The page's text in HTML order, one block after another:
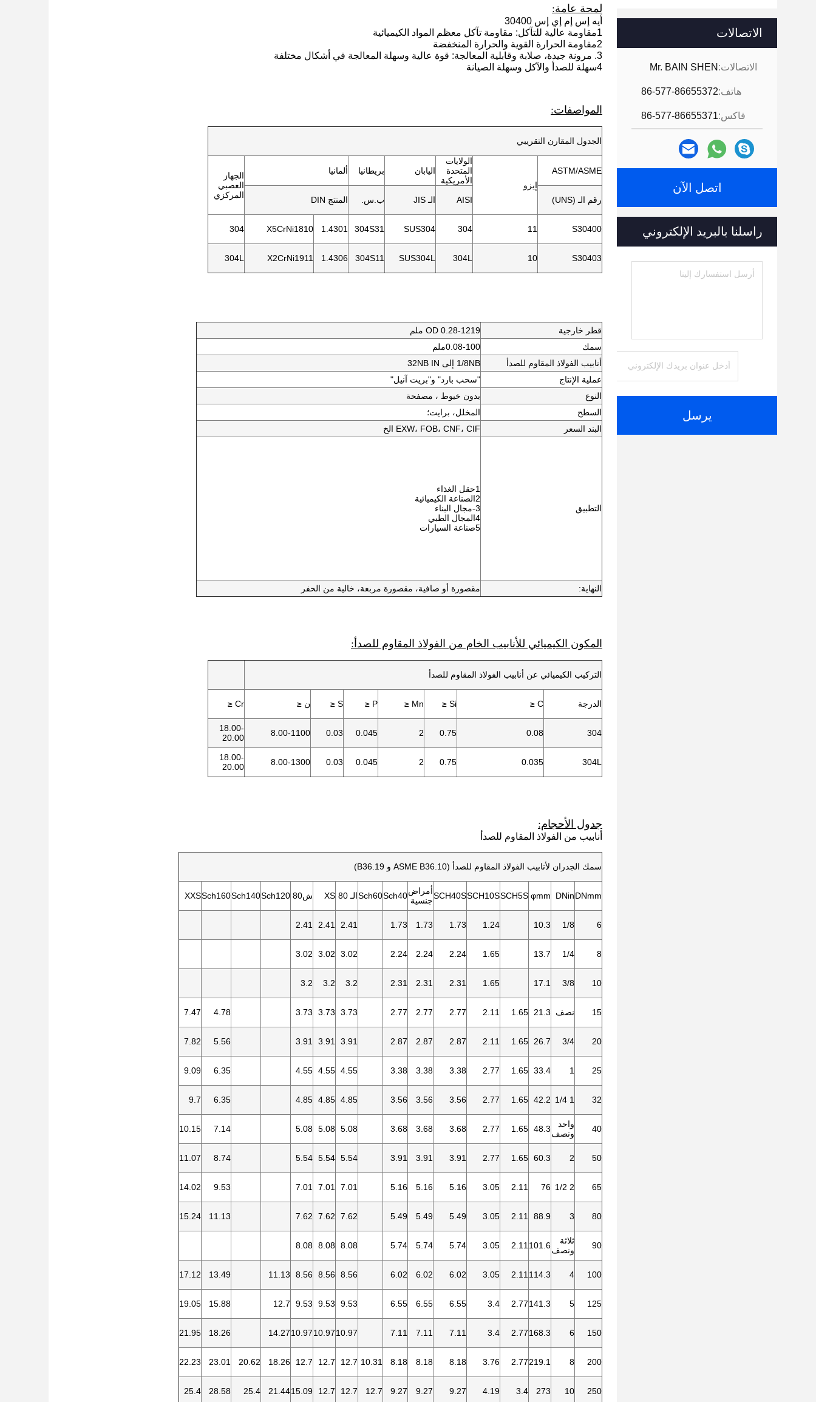
الاتصالات
الاتصالات: Mr. BAIN SHEN
هاتف:86-577-86655372
فاكس:86-577-86655371
اتصل الآن
راسلنا بالبريد الإلكتروني
يرسل
لمحة عامة:
أيه إس إم إي إس 30400
1مقاومة عالية للتآكل: مقاومة تآكل معظم المواد الكيميائية
2مقاومة الحرارة القوية والحرارة المنخفضة
3. مرونة جيدة، صلابة وقابلية المعالجة: قوة عالية وسهلة المعالجة في أشكال مختلفة
4سهلة للصدأ والآكل وسهلة الصيانة
المواصفات:
الجدول المقارن التقريبي
ASTM/ASME
إيزو
الولايات
المتحدة
الأمريكية
اليابان بريطانيا ألمانيا
الجهاز
العصبي
المركزي
رقم الـ (UNS) AISI الـ JIS ب.س. المنتج DIN
S30400
11
304
SUS304
304S31
1.4301
X5CrNi1810
304
S30403
10
304L
SUS304L
304S11
1.4306
X2CrNi1911
304L
قطر خارجية
OD 0.28-1219 ملم
سمك
0.08-100ملم
أنابيب الفولاذ المقاوم للصدأ
1/8NB إلى 32NB IN
عملية الإنتاج
"سحب بارد" و"بريت آنيل"
النوع
بدون خيوط ، مصفحة
السطح
المخلل، برايت؛
البند السعر
EXW، FOB، CNF، CIF الخ
التطبيق
1حقل الغذاء
2الصناعة الكيميائية
3-مجال البناء
4المجال الطبي
5صناعة السيارات
النهاية: مقصورة أو صافية، مقصورة مربعة، خالية من الحفر
المكون الكيميائي للأنابيب الخام من الفولاذ المقاوم للصدأ:
التركيب الكيميائي عن أنابيب الفولاذ المقاوم للصدأ
الدرجة C ≤
Si ≤
Mn ≤
P ≤
S ≤ ن ≤ Cr ≤
304
0.08
0.75
2
0.045
0.03
8.00-1100
18.00-
20.00
304L
0.035
0.75
2
0.045
0.03
8.00-1300
18.00-
20.00
جدول الأحجام:
أنابيب من الفولاذ المقاوم للصدأ
سمك الجدران لأنابيب الفولاذ المقاوم للصدأ (ASME B36.10 و B36.19)
DNmm
DNin
φmm
SCH5S
SCH10S
SCH40Sأمراض
جنسية Sch40
Sch60الـ 80 XS ش80 Sch120
Sch140
Sch160
XXS
6
1/8
10.3
1.24
1.73
1.73
1.73
2.41
2.41
2.41
8
1/4
13.7
1.65
2.24
2.24
2.24
3.02
3.02
3.02
10
3/8
17.1
1.65
2.31
2.31
2.31
3.2
3.2
3.2
15 نصف 21.3
1.65
2.11
2.77
2.77
2.77
3.73
3.73
3.73
4.78
7.47
20
3/4
26.7
1.65
2.11
2.87
2.87
2.87
3.91
3.91
3.91
5.56
7.82
25
1
33.4
1.65
2.77
3.38
3.38
3.38
4.55
4.55
4.55
6.35
9.09
32
1 1/4
42.2
1.65
2.77
3.56
3.56
3.56
4.85
4.85
4.85
6.35
9.7
40
واحد
ونصف48.3
1.65
2.77
3.68
3.68
3.68
5.08
5.08
5.08
7.14
10.15
50
2
60.3
1.65
2.77
3.91
3.91
3.91
5.54
5.54
5.54
8.74
11.07
65
2 1/2
76
2.11
3.05
5.16
5.16
5.16
7.01
7.01
7.01
9.53
14.02
80
3
88.9
2.11
3.05
5.49
5.49
5.49
7.62
7.62
7.62
11.13
15.24
90
ثلاثة
ونصف101.6
2.11
3.05
5.74
5.74
5.74
8.08
8.08
8.08
100
4
114.3
2.11
3.05
6.02
6.02
6.02
8.56
8.56
8.56
11.13
13.49
17.12
125
5
141.3
2.77
3.4
6.55
6.55
6.55
9.53
9.53
9.53
12.7
15.88
19.05
150
6
168.3
2.77
3.4
7.11
7.11
7.11
10.97
10.97
10.97
14.27
18.26
21.95
200
8
219.1
2.77
3.76
8.18
8.18
8.18
10.31
12.7
12.7
12.7
18.26
20.62
23.01
22.23
250
10
273
3.4
4.19
9.27
9.27
9.27
12.7
12.7
12.7
15.09
21.44
25.4
28.58
25.4